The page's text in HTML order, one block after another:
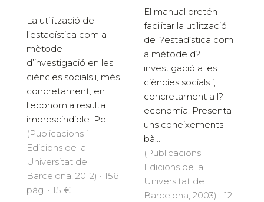
La utilització de
l’estadística com a
mètode
d’investigació en les
ciències socials i, més
concretament, en
l’economia resulta
imprescindible. Pe...
(Publicacions i
Edicions de la
Universitat de
Barcelona, 2012) · 156
pàg. · 15 €
El manual pretén
facilitar la utilització
de l?estadística com
a mètode d?
investigació a les
ciències socials i,
concretament a l?
economia. Presenta
uns coneixements
bà...
(Publicacions i
Edicions de la
Universitat de
Barcelona, 2003) · 12